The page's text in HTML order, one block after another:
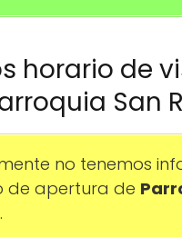
horario de
San
no tenemos
de apertura de
.